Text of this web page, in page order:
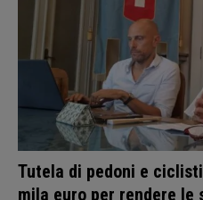
Tutela di pedoni e
mila euro per rendere le